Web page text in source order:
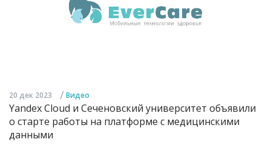
20 дек 2023 / Видео
Yandex Cloud и Сеченовский университет объявили
о старте работы на платформе с медицинскими
данными